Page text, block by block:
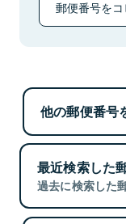
郵便番号を
他の郵便番号
最近検索した
過去に検索した